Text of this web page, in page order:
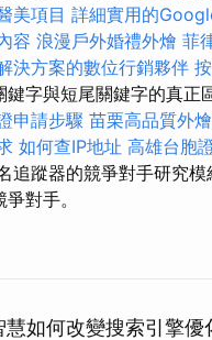
美項目 詳細實用的
容 浪漫戶外婚禮外燴 菲
決方案的數位行銷夥伴
鍵字與短尾關鍵字的真正
申請步驟 苗栗高品質外
如何查IP地址 高雄台胞
追蹤器的競爭對手研究模
對手。
慧如何改變搜索引擎優